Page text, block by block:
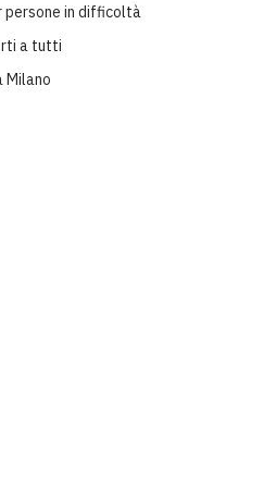
in difficoltà
a tutti
Milano